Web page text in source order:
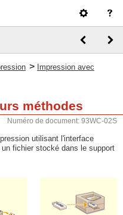
> Impression avec
méthodes
Numéro de document: 93WC-02S
utilisant l'interface
fichier stocké dans le support